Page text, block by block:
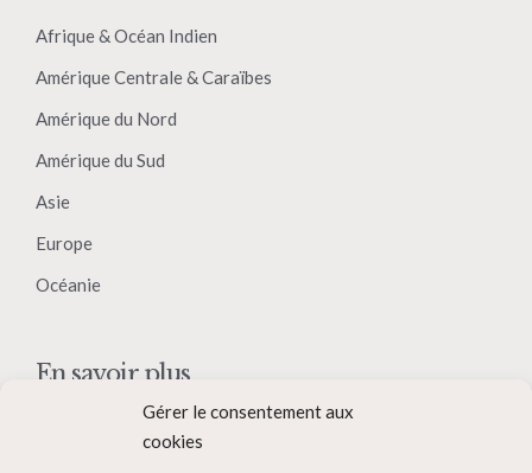
Gérer le consentement aux
cookies
Afrique & Océan Indien
Amérique Centrale & Caraïbes
Amérique du Nord
Amérique du Sud
Asie
Europe
Océanie
En savoir plus